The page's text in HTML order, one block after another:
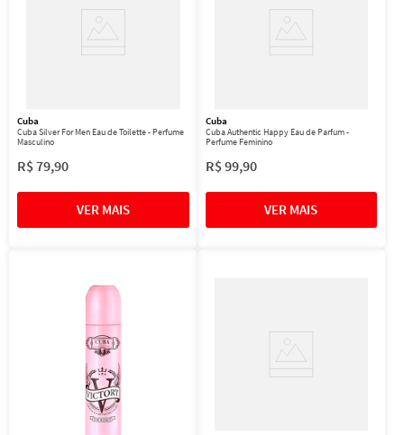
Cuba
Cuba Silver For Men Eau de Toilette - Perfume
Masculino
R$79,90
Cuba
Cuba Authentic Happy Eau de Parfum -
Perfume Feminino
R$99,90